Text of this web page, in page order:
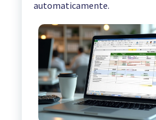
automaticamente.